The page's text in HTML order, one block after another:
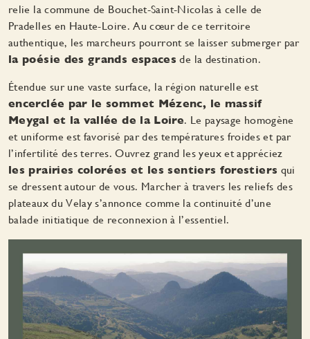
relie la commune de Bouchet-Saint-Nicolas à celle de
Pradelles en Haute-Loire. Au cœur de ce territoire
authentique, les marcheurs pourront se laisser submerger par
la poésie des grands espaces de la destination.
Étendue sur une vaste surface, la région naturelle est
encerclée par le sommet Mézenc, le massif
Meygal et la vallée de la Loire. Le paysage homogène
et uniforme est favorisé par des températures froides et par
l’infertilité des terres. Ouvrez grand les yeux et appréciez
les prairies colorées et les sentiers forestiers qui
se dressent autour de vous. Marcher à travers les reliefs des
plateaux du Velay s’annonce comme la continuité d’une
balade initiatique de reconnexion à l’essentiel.